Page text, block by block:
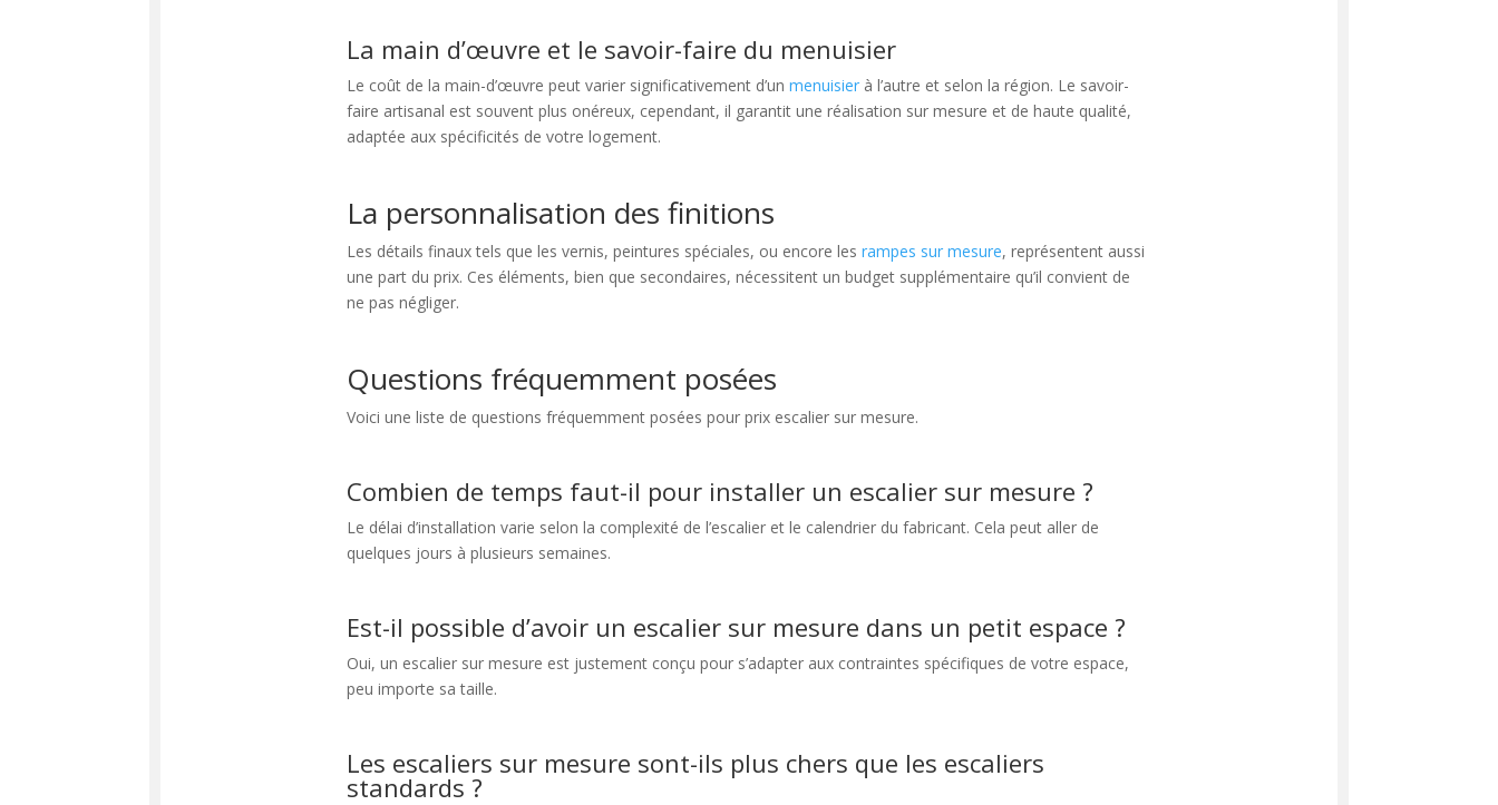
La main d’œuvre et le savoir-faire du menuisier
Le coût de la main-d’œuvre peut varier significativement d’unmenuisier à l’autre et selon la région. Le savoir-
faire artisanal est souvent plus onéreux, cependant, il garantit une réalisation sur mesure et de haute qualité,
adaptée aux spécificités de votre logement.
La personnalisation des finitions
Les détails finaux tels que les vernis, peintures spéciales, ou encore lesrampes sur mesure, représentent aussi
une part du prix. Ces éléments, bien que secondaires, nécessitent un budget supplémentaire qu’il convient de
ne pas négliger.
Questions fréquemment posées
Voici une liste de questions fréquemment posées pour prix escalier sur mesure.
Combien de temps faut-il pour installer un escalier sur mesure ?
Le délai d’installation varie selon la complexité de l’escalier et le calendrier du fabricant. Cela peut aller de
quelques jours à plusieurs semaines.
Est-il possible d’avoir un escalier sur mesure dans un petit espace ?
Oui, un escalier sur mesure est justement conçu pour s’adapter aux contraintes spécifiques de votre espace,
peu importe sa taille.
Les escaliers sur mesure sont-ils plus chers que les escaliers
standards ?